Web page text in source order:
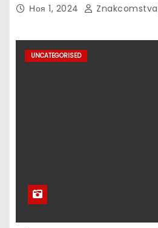
Ноя 1, 2024 Znakcomstva_
UNCATEGORISED